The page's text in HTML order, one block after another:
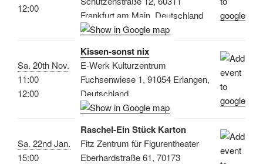
12:00
Frankfurt am Main, Deutschland
Sa. 20th Nov.
11:00
12:00
Kissen-sonst nix
E-Werk Kulturzentrum
Fuchsenwiese 1, 91054 Erlangen,
Deutschland
Sa. 22nd Jan.
15:00
Raschel-Ein Stück Karton
Fitz Zentrum für Figurentheater
Eberhardstraße 61, 70173